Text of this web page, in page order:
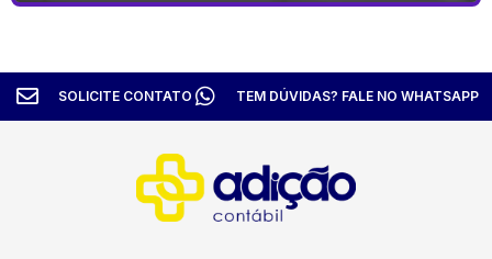
SOLICITE CONTATO TEM DÚVIDAS? FALE NO WHATSAPP